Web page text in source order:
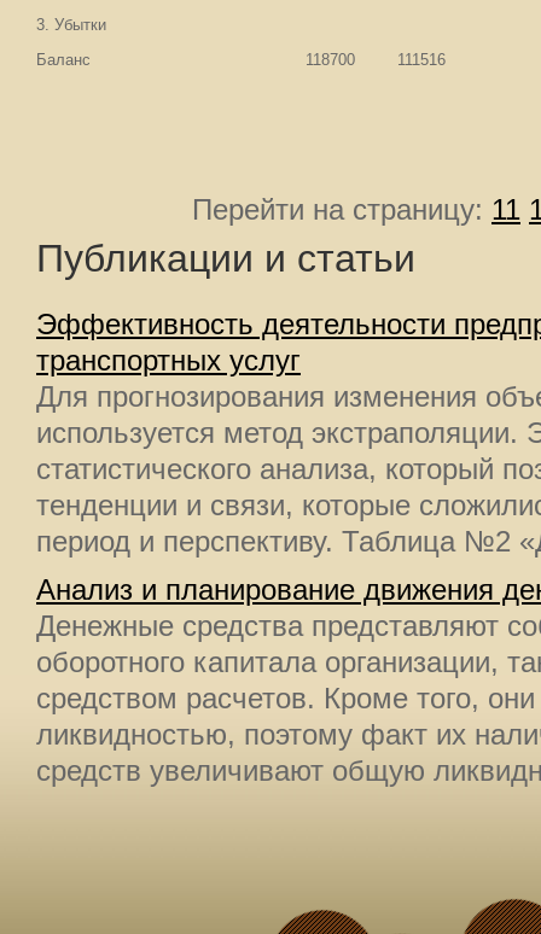
3. Убытки
Баланс
118700 111516
Перейти на страницу: 11
Публикации и статьи
Эффективность деятельности
транспортных услуг
Для прогнозирования изменения
используется метод экстраполяции.
статистического анализа, который
тенденции и связи, которые
период и перспективу. Таблица №2
Анализ и планирование движения
Денежные средства представляют
оборотного капитала организации,
средством расчетов. Кроме того,
ликвидностью, поэтому факт их
средств увеличивают общую